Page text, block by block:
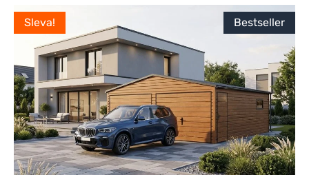
Sleva! Bestseller